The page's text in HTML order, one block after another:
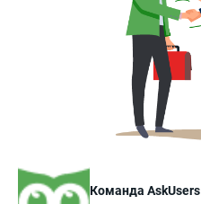
Команда AskUsers